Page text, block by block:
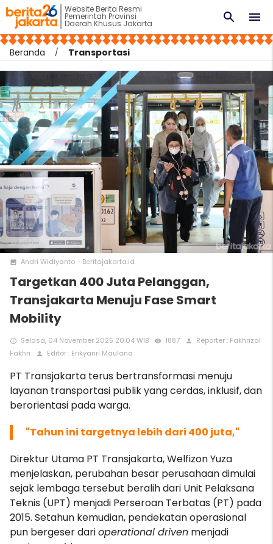
Website Berita Resmi
Pemerintah Provinsi
Daerah Khusus Jakarta menu
search
Beranda Transportasi
photo Andri Widiyanto - Beritajakarta.id
Targetkan 400 Juta Pelanggan,
Transjakarta Menuju Fase Smart
Mobility
access_time Selasa, 04 November 2025 20:04 WIB remove_red_eye 1887 person
Reporter : Fakhrizal
Fakhri
person Editor : Erikyanri Maulana
PT Transjakarta terus bertransformasi menuju
layanan transportasi publik yang cerdas, inklusif, dan
berorientasi pada warga.
"Tahun ini targetnya lebih dari 400 juta,"
Direktur Utama PT Transjakarta, Welfizon Yuza
menjelaskan, perubahan besar perusahaan dimulai
sejak lembaga tersebut beralih dari Unit Pelaksana
Teknis (UPT) menjadi Perseroan Terbatas (PT) pada
2015. Setahun kemudian, pendekatan operasional
pun bergeser darioperational driven menjadi